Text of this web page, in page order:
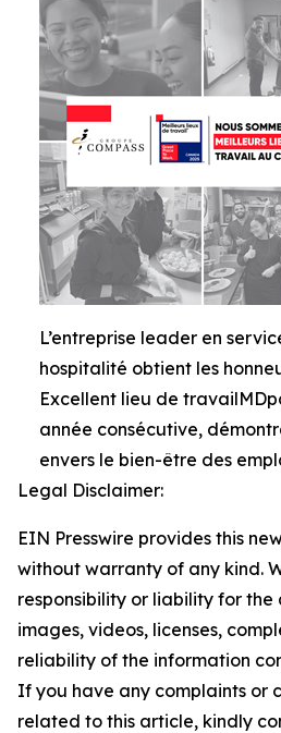
L’entreprise leader en
hospitalité obtient les
Excellent lieu de
année consécutive,
envers le bien-être des
Legal Disclaimer:
EIN Presswire provides this
without warranty of any kind.
responsibility or liability for
images, videos, licenses,
reliability of the information
If you have any complaints or
related to this article, kindly